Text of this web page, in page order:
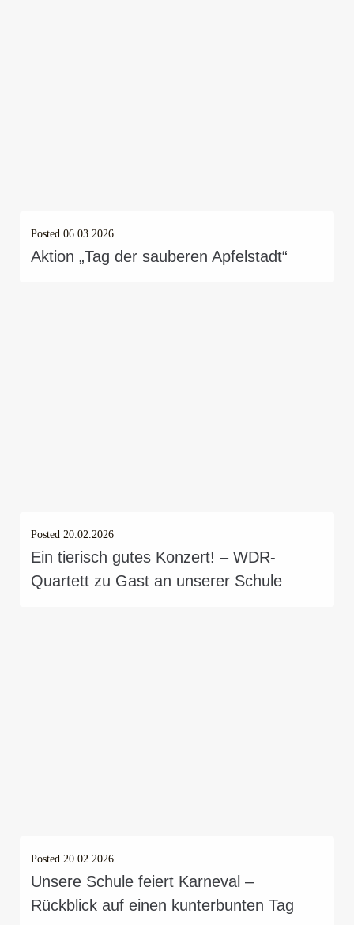
Posted 06.03.2026
Aktion „Tag der sauberen Apfelstadt“
Posted 20.02.2026
Ein tierisch gutes Konzert! – WDR-
Quartett zu Gast an unserer Schule
Posted 20.02.2026
Unsere Schule feiert Karneval –
Rückblick auf einen kunterbunten Tag